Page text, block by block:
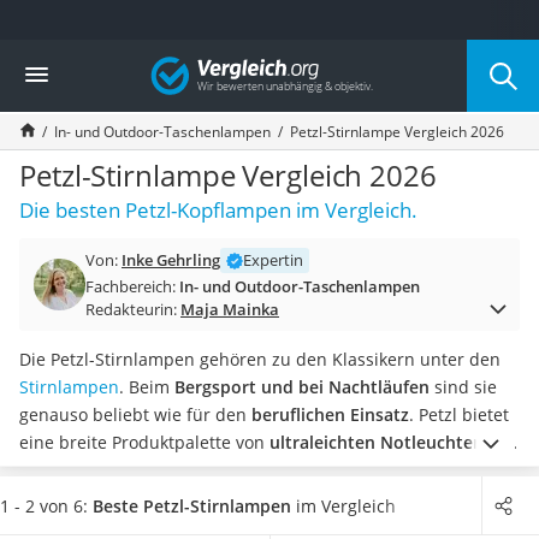
Die beliebtesten Vergleiche nach Kategorie
Freizeit & Sport
Gartentrampolin
Trampolin
Metalldetektor
Eufab-Fahrradträger
Trampolin 366 cm
Aluminium-Koffer
Futterboot
E-Bike-Dreirad
Trekkingschuhe Herren
Reisetasche mit Rollen
Klimmzugstation
Koffer
Nachtsichtgerät
Vergleich
In- und Outdoor-Taschenlampen Petzl-Stirnlampe Vergleich 2026
Petzl-Stirnlampe Vergleich 2026
Die besten Petzl-Kopflampen im Vergleich.
Von: Inke Gehrling
Expertin
Fachbereich: In- und Outdoor-Taschenlampen
Redakteurin: Maja Mainka
Die Petzl-Stirnlampen gehören zu den Klassikern unter den
Stirnlampen. Beim Bergsport und bei Nachtläufen sind sie
genauso beliebt wie für den beruflichen Einsatz. Petzl bietet
eine breite Produktpalette von ultraleichten Notleuchtenbis
hin zu Kopflampen für den Einsatz unter extremen
Bedingungen. Wie Online-Tests von Petzl-Stirnlampen
1 - 2 von 6: Beste Petzl-Stirnlampen im Vergleich